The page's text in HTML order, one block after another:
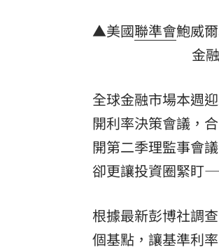
台彩父親節推新刮刮
「拍片人的多重宇宙
理想混蛋號召粉絲跨
▲美國聯準會鮑威
金
全球金融市場本週
開利率決策會議，
開第二季理監事會
卻更讓投資圈緊盯
根據最新彭博社調
個基點，讓基準利